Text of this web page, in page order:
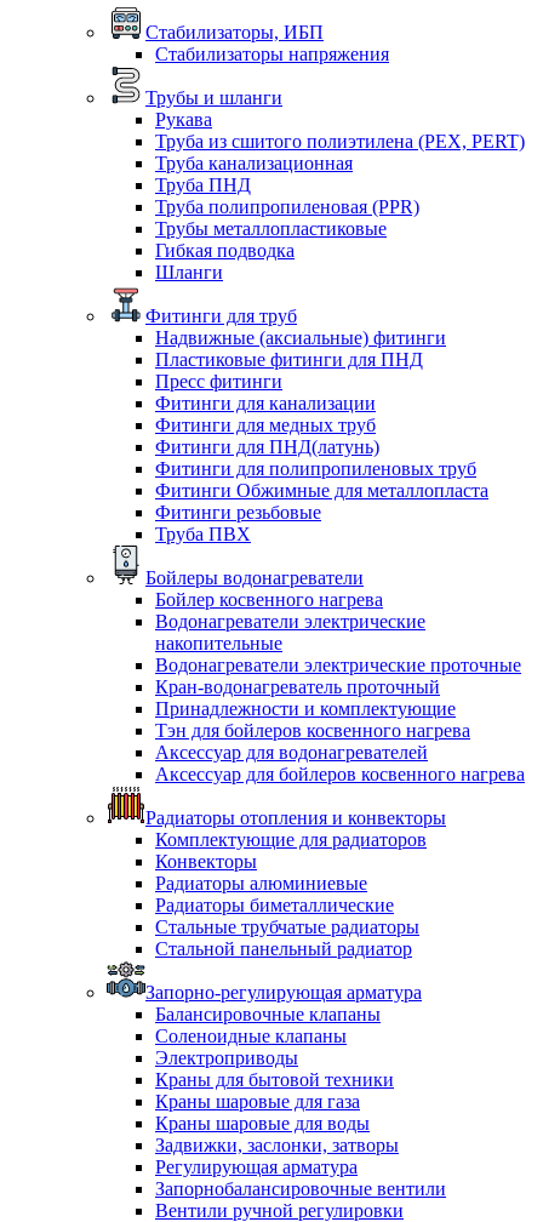
Стабилизаторы, ИБП
Стабилизаторы напряжения
Трубы и шланги
Рукава
Труба из сшитого полиэтилена (PEX, PERT)
Труба канализационная
Труба ПНД
Труба полипропиленовая (PPR)
Трубы металлопластиковые
Гибкая подводка
Шланги
Фитинги для труб
Надвижные (аксиальные) фитинги
Пластиковые фитинги для ПНД
Пресс фитинги
Фитинги для канализации
Фитинги для медных труб
Фитинги для ПНД(латунь)
Фитинги для полипропиленовых труб
Фитинги Обжимные для металлопласта
Фитинги резьбовые
Труба ПВХ
Бойлеры водонагреватели
Бойлер косвенного нагрева
Водонагреватели электрические
накопительные
Водонагреватели электрические проточные
Кран-водонагреватель проточный
Принадлежности и комплектующие
Тэн для бойлеров косвенного нагрева
Аксессуар для водонагревателей
Аксессуар для бойлеров косвенного нагрева
Радиаторы отопления и конвекторы
Комплектующие для радиаторов
Конвекторы
Радиаторы алюминиевые
Радиаторы биметаллические
Стальные трубчатые радиаторы
Стальной панельный радиатор
Запорно-регулирующая арматура
Балансировочные клапаны
Соленоидные клапаны
Электроприводы
Краны для бытовой техники
Краны шаровые для газа
Краны шаровые для воды
Задвижки, заслонки, затворы
Регулирующая арматура
Запорнобалансировочные вентили
Вентили ручной регулировки